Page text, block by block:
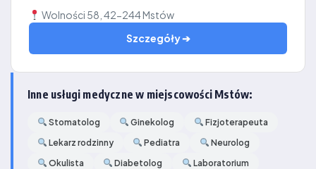
Wolności 58, 42-244 Mstów
Szczegóły ➔
Inne usługi medyczne w miejscowości Mstów:
Stomatolog Ginekolog
Fizjoterapeuta
Lekarz rodzinny
Pediatra
Neurolog
Okulista
Diabetolog
Laboratorium